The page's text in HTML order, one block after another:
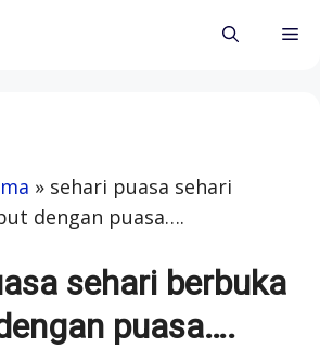
» sehari puasa sehari
dengan puasa….
sehari berbuka
puasa….